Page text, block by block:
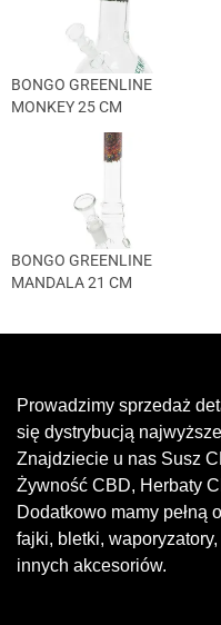
BONGO GREENLINE
MONKEY 25 CM
BONGO GREENLINE
MANDALA 21 CM
Prowadzimy sprzedaż
się dystrybucją
Znajdziecie u nas Susz
Żywność CBD, Herbaty
Dodatkowo mamy pełną
fajki, bletki,
innych akcesoriów.